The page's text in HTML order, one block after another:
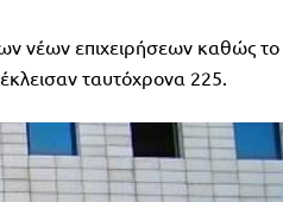
νέων επιχειρήσεων καθώς το
ταυτόχρονα 225.